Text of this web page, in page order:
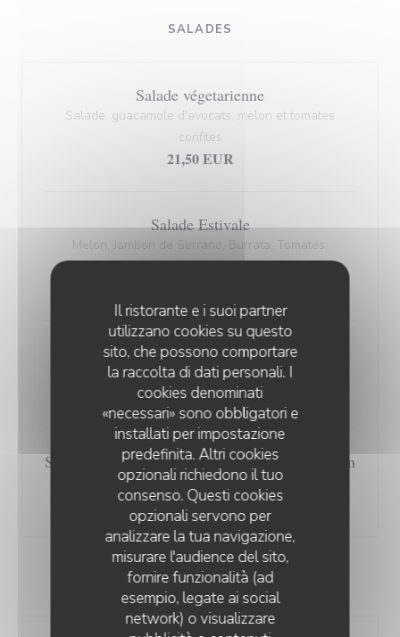
Il ristorante e i suoi partner
utilizzano cookies su questo
sito, che possono comportare
la raccolta di dati personali. I
cookies denominati
«necessari» sono obbligatori e
installati per impostazione
predefinita. Altri cookies
opzionali richiedono il tuo
consenso. Questi cookies
opzionali servono per
analizzare la tua navigazione,
misurare l'audience del sito,
fornire funzionalità (ad
esempio, legate ai social
network) o visualizzare
SALADES
Salade végetarienne
Salade, guacamole d'avocats, melon et tomates
confites
21,50 EUR
Salade Estivale
Melon, Jambon de Serrano, Burrata, Tomates,
Tapenade
Assiette fraicheur : Burrata, tomates fraiches
confites, Avocat et saumon mariné
24,50 EUR
Salade Thaï aux Gambas, nems de poulet , thon
"Albacore" et soja
25,50 EUR
POISSONS